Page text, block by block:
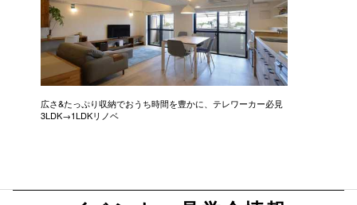
広さ&たっぷり収納でおうち時間を豊かに、テレワーカー必見
3LDK→1LDKリノベ